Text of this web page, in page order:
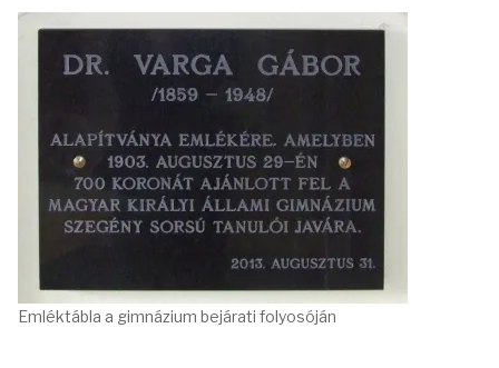
Emléktábla a gimnázium bejárati folyosóján